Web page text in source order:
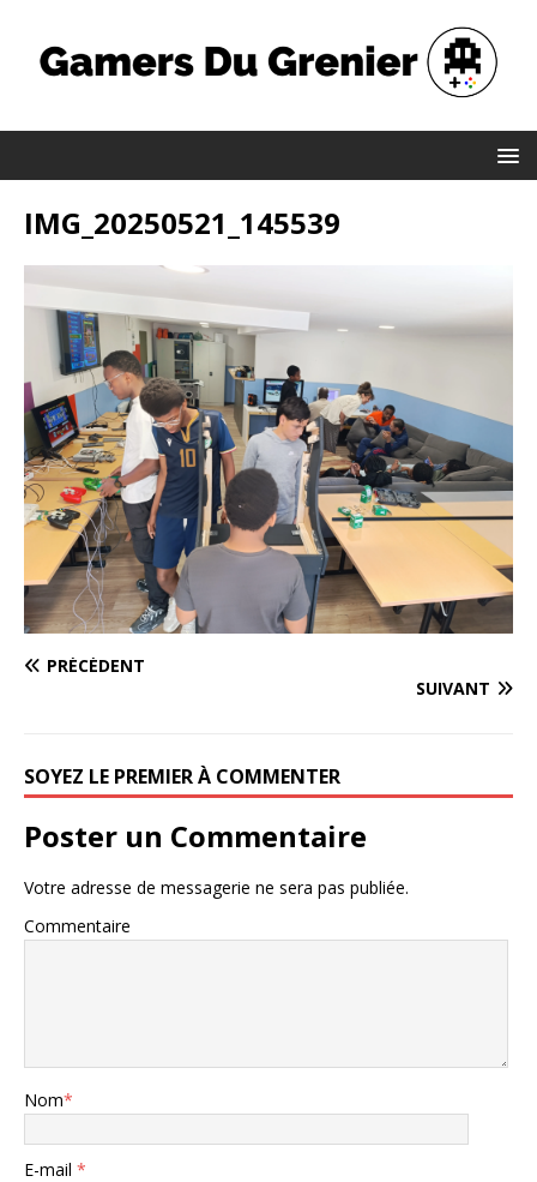
IMG_20250521_145539
PRÉCÉDENT
SUIVANT
SOYEZ LE PREMIER À COMMENTER
Poster un Commentaire
Votre adresse de messagerie ne sera pas publiée.
Commentaire
Nom*
E-mail *